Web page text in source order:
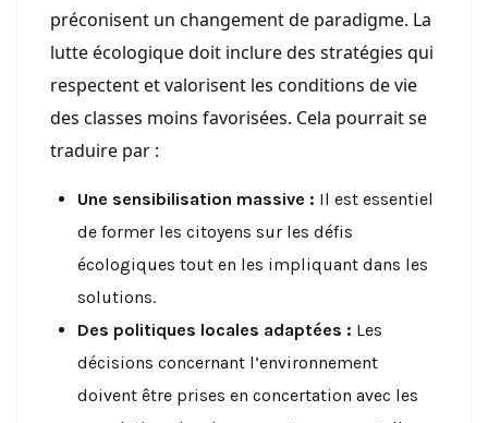
préconisent un changement de paradigme. La
lutte écologique doit inclure des stratégies qui
respectent et valorisent les conditions de vie
des classes moins favorisées. Cela pourrait se
traduire par :
Une sensibilisation massive : Il est essentiel
de former les citoyens sur les défis
écologiques tout en les impliquant dans les
solutions.
Des politiques locales adaptées : Les
décisions concernant l’environnement
doivent être prises en concertation avec les